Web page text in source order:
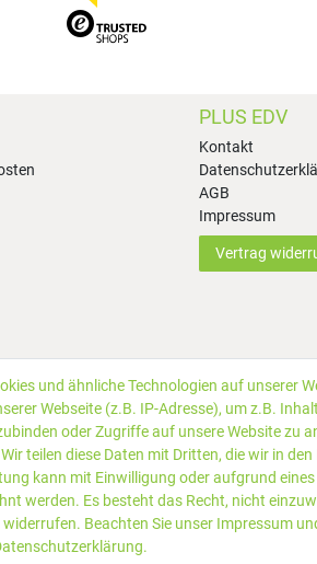
PLUS EDV
Kontakt
AGB
Impressum
Vertrag
MwSt. zzgl. Versandkosten
von Trusted Shops:4.99bei25 Bewertungen
und ähnliche Technologien auf unserer
Webseite (z.B. IP-Adresse), um z.B.
oder Zugriffe auf unsere Website zu
teilen diese Daten mit Dritten, die wir in
kann mit Einwilligung oder aufgrund
werden. Es besteht das Recht, nicht
Beachten Sie unser Impressum
.